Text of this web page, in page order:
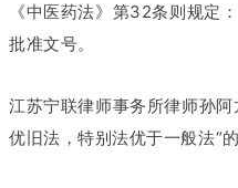
《中医药法》第32条则规定
批准文号。
江苏宁联律师事务所律师孙
优旧法，特别法优于一般法“